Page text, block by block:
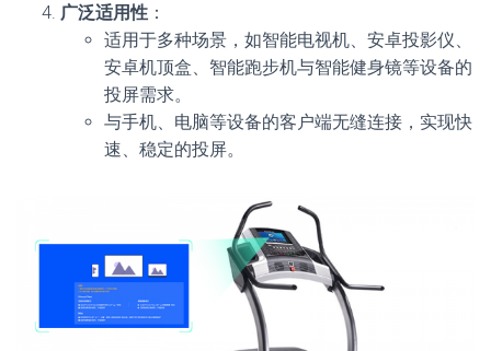
广泛适用性 ：
适用于多种场景，如智能电视机、安卓投影仪、
安卓机顶盒、智能跑步机与智能健身镜等设备的
投屏需求。
与手机、电脑等设备的客户端无缝连接，实现快
速、稳定的投屏。